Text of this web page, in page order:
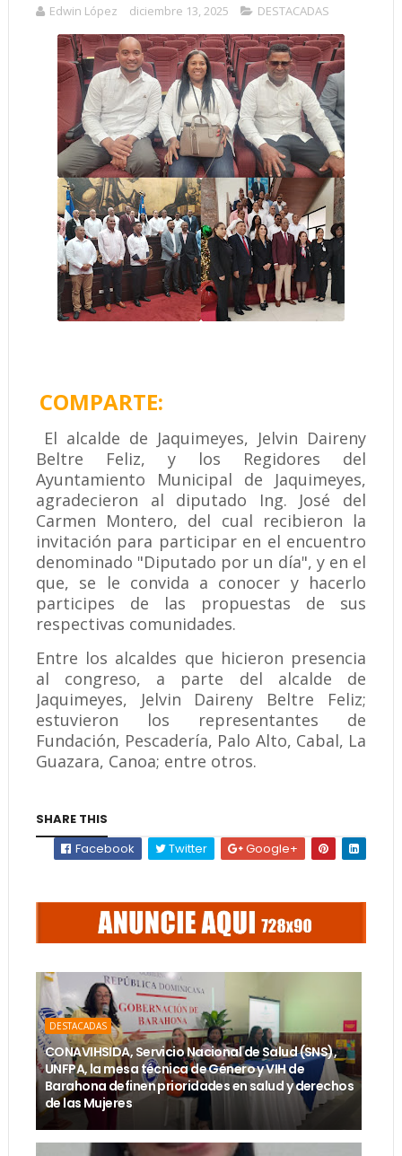
Edwin López diciembre 13, 2025 DESTACADAS
COMPARTE:
El alcalde de Jaquimeyes, Jelvin Daireny
Beltre Feliz, y los Regidores del
Ayuntamiento Municipal de Jaquimeyes,
agradecieron al diputado Ing. José del
Carmen Montero, del cual recibieron la
invitación para participar en el encuentro
denominado "Diputado por un día", y en el
que, se le convida a conocer y hacerlo
participes de las propuestas de sus
respectivas comunidades.
Entre los alcaldes que hicieron presencia
al congreso, a parte del alcalde de
Jaquimeyes, Jelvin Daireny Beltre Feliz;
estuvieron los representantes de
Fundación, Pescadería, Palo Alto, Cabal, La
Guazara, Canoa; entre otros.
SHARE THIS
Facebook
Twitter Google+
DESTACADAS
CONAVIHSIDA, Servicio Nacional de Salud (SNS),
UNFPA, la mesa técnica de Género y VIH de
Barahona definen prioridades en salud y derechos
de las Mujeres